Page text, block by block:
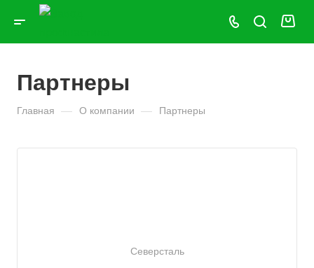
Партнеры
Главная — О компании — Партнеры
Северсталь